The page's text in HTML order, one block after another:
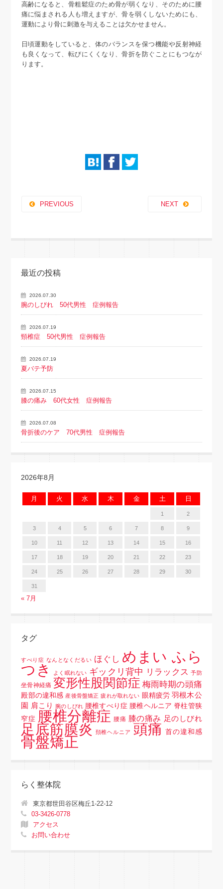
高齢になると、骨粗鬆症のため骨が弱くなり、そのために腰
痛に悩まされる人も増えますが、骨を弱くしないためにも、
運動により骨に刺激を与えることは欠かせません。
日頃運動をしていると、体のバランスを保つ機能や反射神経
も良くなって、転びにくくなり、骨折を防ぐことにもつなが
ります。
PREVIOUS NEXT
最近の投稿
2026.07.30
腕のしびれ 50代男性 症例報告
2026.07.19
頸椎症 50代男性 症例報告
2026.07.19
夏バテ予防
2026.07.15
膝の痛み 60代女性 症例報告
2026.07.08
骨折後のケア 70代男性 症例報告
2026年8月
月 火 水 木 金 土 日
1 2
3 4 5 6 7 8 9
10 11 12 13 14 15 16
17 18 19 20 21 22 23
24 25 26 27 28 29 30
31
« 7月
タグ
すべり症 なんとなくだるい ほぐし めまい ふら
つき
よく眠れない ギックリ背中 リラックス 予防
坐骨神経痛 変形性股関節症 梅雨時期の頭痛
殿部の違和感 産後骨盤矯正 疲れが取れない 眼精疲労 羽根木公
園 肩こり 腕のしびれ 腰椎すべり症 腰椎ヘルニア 脊柱管狭
窄症 腰椎分離症 腰痛 膝の痛み 足のしびれ
足底筋膜炎 頚椎ヘルニア 頭痛 首の違和感
骨盤矯正
らく整体院
東京都世田谷区梅丘1-22-12
03-3426-0778
アクセス
お問い合わせ